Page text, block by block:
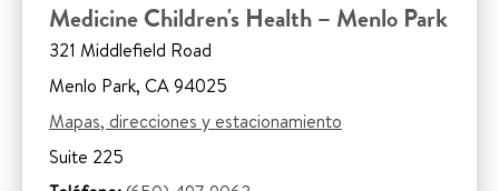
Medicine Children's Health – Menlo Park
321 Middlefield Road
Menlo Park, CA 94025
Mapas, direcciones y estacionamiento
Suite 225